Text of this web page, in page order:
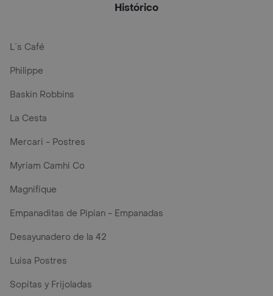
Histórico
L´s Café
Philippe
Baskin Robbins
La Cesta
Mercari - Postres
Myriam Camhi Co
Magnifique
Empanaditas de Pipian - Empanadas
Desayunadero de la 42
Luisa Postres
Sopitas y Frijoladas